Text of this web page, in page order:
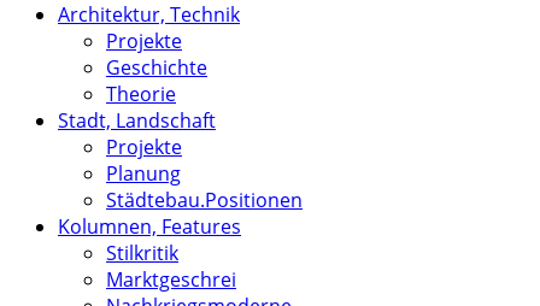
Architektur, Technik
Projekte
Geschichte
Theorie
Stadt, Landschaft
Projekte
Planung
Städtebau.Positionen
Kolumnen, Features
Stilkritik
Marktgeschrei